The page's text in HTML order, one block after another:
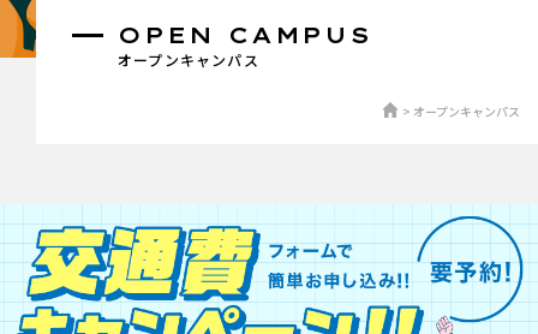
オープンキャンパス
OPEN CAMPUS
オープンキャンパス